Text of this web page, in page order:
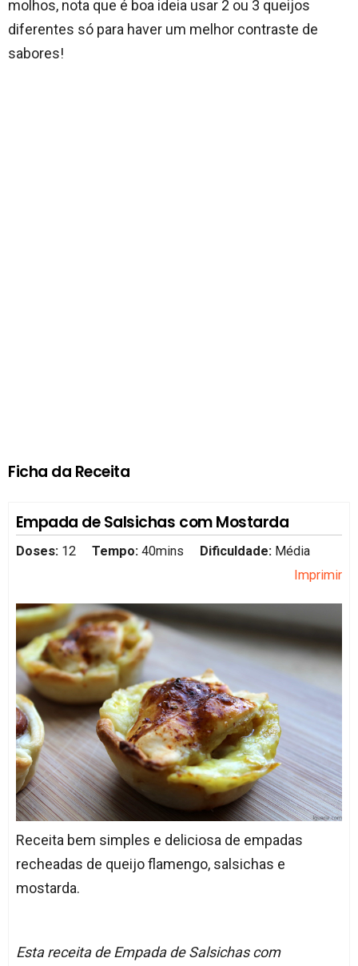
molhos, nota que é boa ideia usar 2 ou 3 queijos
diferentes só para haver um melhor contraste de
sabores!
Ficha da Receita
Empada de Salsichas com Mostarda
Doses: 12 Tempo: 40mins Dificuldade: Média
Imprimir
Receita bem simples e deliciosa de empadas
recheadas de queijo flamengo, salsichas e
mostarda.
Esta receita de Empada de Salsichas com